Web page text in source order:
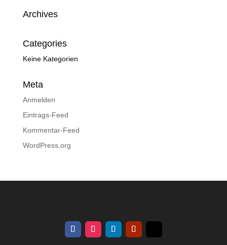
Archives
Categories
Keine Kategorien
Meta
Anmelden
Eintrags-Feed
Kommentar-Feed
WordPress.org